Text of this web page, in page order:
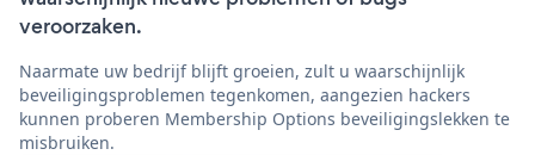
veroorzaken.
Naarmate uw bedrijf blijft groeien, zult u waarschijnlijk
beveiligingsproblemen tegenkomen, aangezien hackers
kunnen proberen Membership Options beveiligingslekken te
misbruiken.